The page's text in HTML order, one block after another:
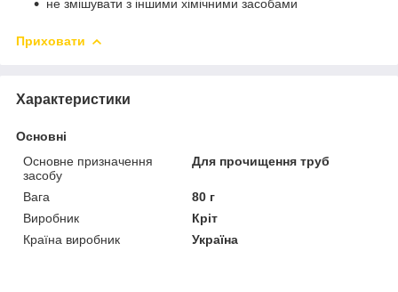
не змішувати з іншими хімічними засобами
Приховати
Характеристики
Основні
Основне призначення
засобу
Для прочищення труб
Вага
80 г
Виробник
Кріт
Країна виробник
Україна